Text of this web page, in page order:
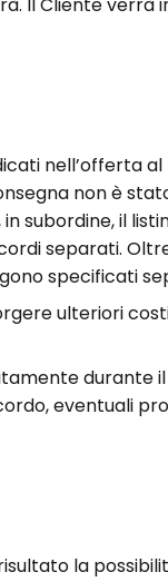
nell’offerta
non è
il
separati.
specificati
ulteriori
durante
eventuali
la